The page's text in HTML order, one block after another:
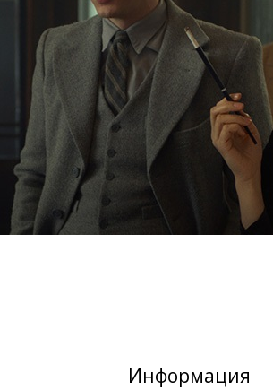
Информация